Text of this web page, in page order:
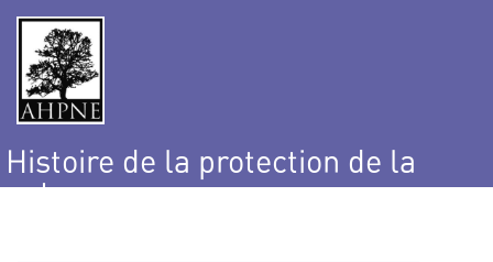
Histoire de la protection de la
nature